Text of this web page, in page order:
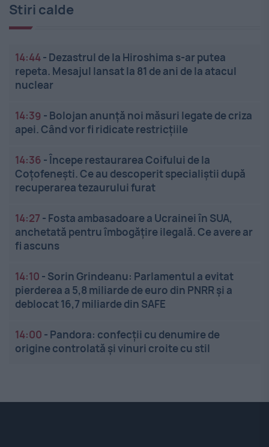
Stiri calde
14:44- Dezastrul de la Hiroshima s-ar putea
repeta. Mesajul lansat la 81 de ani de la atacul
nuclear
14:39 - Bolojan anunță noi măsuri legate de criza
apei. Când vor fi ridicate restricțiile
14:36 -Începe restaurarea Coifului de la
Coțofenești. Ce au descoperit specialiștii după
recuperarea tezaurului furat
14:27 - Fosta ambasadoare a Ucrainei în SUA,
anchetată pentru îmbogățire ilegală. Ce avere ar
fi ascuns
14:10 - Sorin Grindeanu: Parlamentul a evitat
pierderea a 5,8 miliarde de euro din PNRR și a
deblocat 16,7 miliarde din SAFE
14:00 - Pandora: confecții cu denumire de
origine controlată și vinuri croite cu stil